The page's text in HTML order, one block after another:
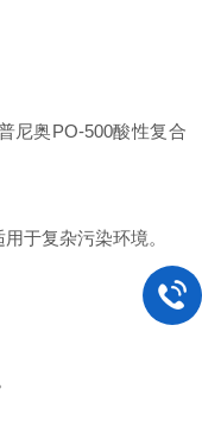
奥PO-500酸性复合
于复杂污染环境。